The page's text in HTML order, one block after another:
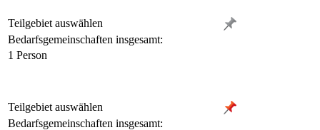
Teilgebiet auswählen
Bedarfsgemeinschaften insgesamt:
1 Person
Teilgebiet auswählen
Bedarfsgemeinschaften insgesamt: